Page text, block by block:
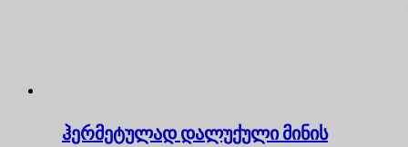
ჰერმეტულად დალუქული მინის